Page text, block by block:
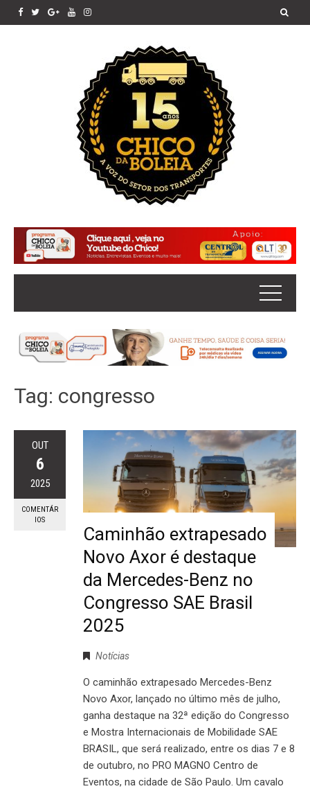
Tag: congresso
OUT
6
2025
COMENTÁR
IOS
Caminhão extrapesado
Novo Axor é destaque
da Mercedes-Benz no
Congresso SAE Brasil
2025
Notícias
O caminhão extrapesado Mercedes-Benz
Novo Axor, lançado no último mês de julho,
ganha destaque na 32ª edição do Congresso
e Mostra Internacionais de Mobilidade SAE
BRASIL, que será realizado, entre os dias 7 e 8
de outubro, no PRO MAGNO Centro de
Eventos, na cidade de São Paulo. Um cavalo